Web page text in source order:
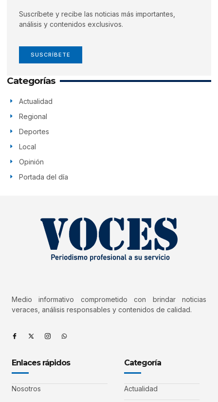
Suscríbete y recibe las noticias más importantes,
análisis y contenidos exclusivos.
SUSCRÍBETE
Categorías
Actualidad
Regional
Deportes
Local
Opinión
Portada del día
Medio informativo comprometido con brindar noticias
veraces, análisis responsables y contenidos de calidad.
Enlaces rápidos
Nosotros
Categoría
Actualidad